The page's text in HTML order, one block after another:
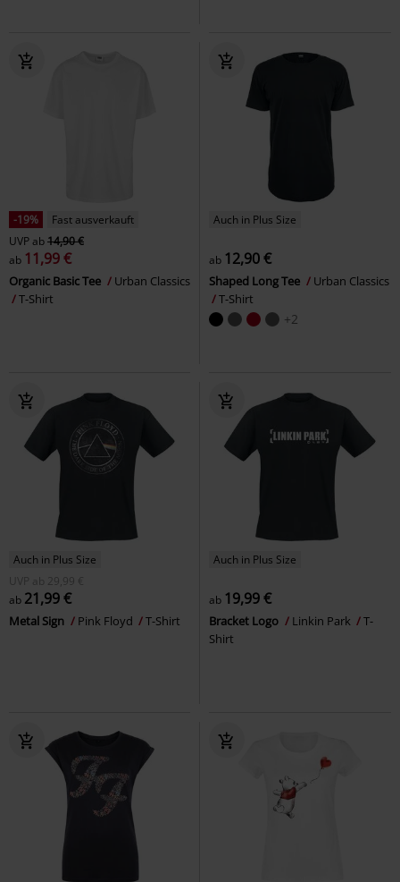
-19%
Fast ausverkauft
UVPab14,90 €
ab 11,99 €
Organic Basic Tee
Urban Classics
T-Shirt
Auch in Plus Size
ab 12,90 €
Shaped Long Tee
Urban Classics
T-Shirt
+2
Auch in Plus Size
UVP
ab 29,99 €
ab 21,99 €
Metal Sign Pink Floyd T-Shirt
Auch in Plus Size
ab 19,99 €
Bracket Logo Linkin Park
T-
Shirt